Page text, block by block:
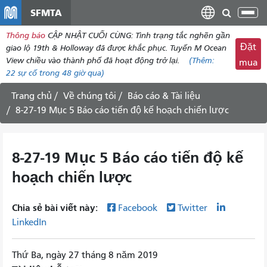
dung
SFMTA
Thông báo CẬP NHẬT CUỐI CÙNG: Tình trạng tắc nghẽn gần
giao lộ 19th & Holloway đã được khắc phục. Tuyến M Ocean
View chiều vào thành phố đã hoạt động trở lại.
(Thêm:
22 sự cố trong 48 giờ qua)
Đặt
mua
Trang chủ Về chúng tôi
Báo cáo & Tài liệu
8-27-19 Mục 5 Báo cáo tiến độ kế hoạch chiến lược
8-27-19 Mục 5 Báo cáo tiến độ kế
hoạch chiến lược
Chia sẻ bài viết này: Facebook
Twitter
LinkedIn
Thứ Ba, ngày 27 tháng 8 năm 2019